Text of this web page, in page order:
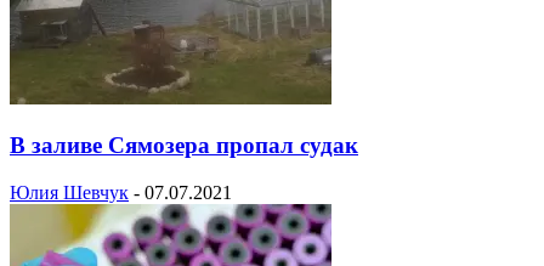
В заливе Сямозера пропал судак
Юлия Шевчук - 07.07.2021